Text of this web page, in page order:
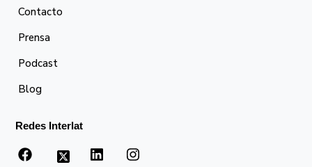
Contacto
Prensa
Podcast
Blog
Redes Interlat